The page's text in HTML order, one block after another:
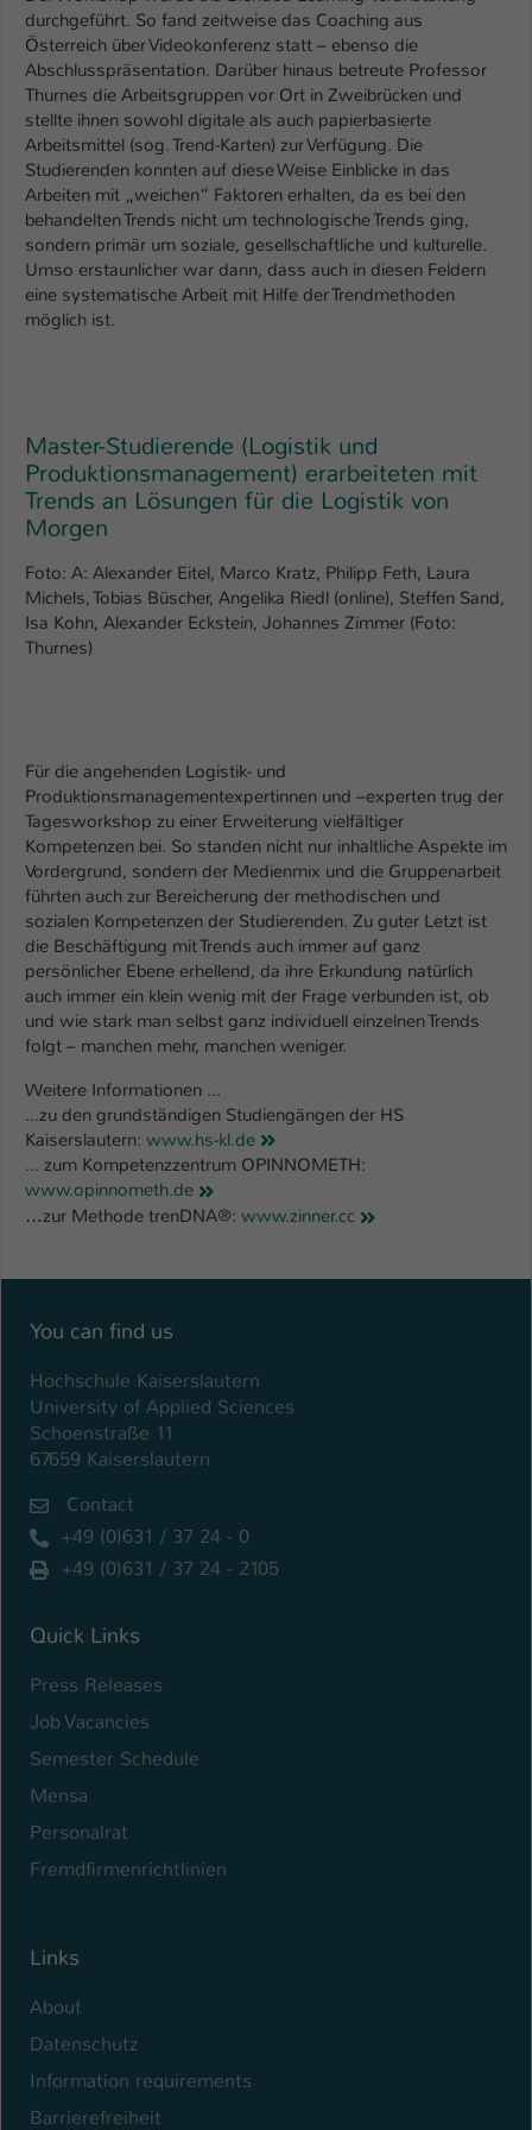
durchgeführt. So fand zeitweise das Coaching aus
Österreich über Videokonferenz statt – ebenso die
Abschlusspräsentation. Darüber hinaus betreute Professor
Thurnes die Arbeitsgruppen vor Ort in Zweibrücken und
stellte ihnen sowohl digitale als auch papierbasierte
Arbeitsmittel (sog. Trend-Karten) zur Verfügung. Die
Studierenden konnten auf diese Weise Einblicke in das
Arbeiten mit „weichen“ Faktoren erhalten, da es bei den
behandelten Trends nicht um technologische Trends ging,
sondern primär um soziale, gesellschaftliche und kulturelle.
Umso erstaunlicher war dann, dass auch in diesen Feldern
eine systematische Arbeit mit Hilfe der Trendmethoden
möglich ist.
Master-Studierende (Logistik und
Produktionsmanagement) erarbeiteten mit
Trends an Lösungen für die Logistik von
Morgen
Foto: A: Alexander Eitel, Marco Kratz, Philipp Feth, Laura
Michels, Tobias Büscher, Angelika Riedl (online), Steffen Sand,
Isa Kohn, Alexander Eckstein, Johannes Zimmer (Foto:
Thurnes)
Für die angehenden Logistik- und
Produktionsmanagementexpertinnen und –experten trug der
Tagesworkshop zu einer Erweiterung vielfältiger
Kompetenzen bei. So standen nicht nur inhaltliche Aspekte im
Vordergrund, sondern der Medienmix und die Gruppenarbeit
führten auch zur Bereicherung der methodischen und
sozialen Kompetenzen der Studierenden. Zu guter Letzt ist
die Beschäftigung mit Trends auch immer auf ganz
persönlicher Ebene erhellend, da ihre Erkundung natürlich
auch immer ein klein wenig mit der Frage verbunden ist, ob
und wie stark man selbst ganz individuell einzelnen Trends
folgt – manchen mehr, manchen weniger.
Weitere Informationen ...
...zu den grundständigen Studiengängen der HS
Kaiserslautern: www.hs-kl.de
... zum Kompetenzzentrum OPINNOMETH:
www.opinnometh.de
…zur Methode trenDNA®: www.zinner.cc
You can find us
Hochschule Kaiserslautern
University of Applied Sciences
Schoenstraße 11
67659 Kaiserslautern
Contact
+49 (0)631 / 37 24 - 0
+49 (0)631 / 37 24 - 2105
Quick Links
Press Releases
Job Vacancies
Semester Schedule
Mensa
Personalrat
Fremdfirmenrichtlinien
Links
About
Datenschutz
Information requirements
Barrierefreiheit
Zweck
Einstellungen. Unter anderem eine zufällig
generierte ID, für die historische
Speicherung Ihrer vorgenommen
Einstellungen, falls der Webseiten-
Betreiber dies eingestellt hat.
Name fe_typo_user / PHPSESSID
Anbieter TYPO3
Laufzeit 1 Woche
wiedererkannt werden und es wird ihm
Zugang zu geschützten Bereichen
gewährt.
Name be_typo_user
Anbieter TYPO3
Zweck
angemeldet ist und Rechte besitzt diese
zu verwalten.